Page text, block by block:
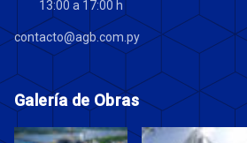
13:00 a 17:00 h
contacto@agb.com.py
Galería de Obras